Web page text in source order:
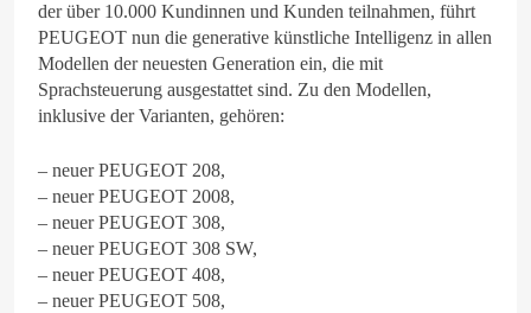
der über 10.000 Kundinnen und Kunden teilnahmen, führt
PEUGEOT nun die generative künstliche Intelligenz in allen
Modellen der neuesten Generation ein, die mit
Sprachsteuerung ausgestattet sind. Zu den Modellen,
inklusive der Varianten, gehören:
– neuer PEUGEOT 208,
– neuer PEUGEOT 2008,
– neuer PEUGEOT 308,
– neuer PEUGEOT 308 SW,
– neuer PEUGEOT 408,
– neuer PEUGEOT 508,